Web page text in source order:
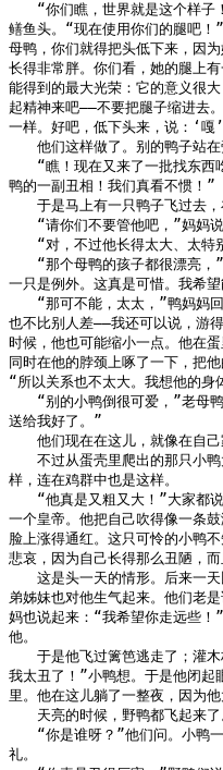
“你们瞧，世界就是这个样子
鳝鱼头。“现在使用你们的腿吧！
母鸭，你们就得把头低下来，因
长得非常胖。你们看，她的腿上
能得到的最大光荣：它的意义很
起精神来吧——不要把腿子缩进去
一样。好吧，低下头来，说：‘嘎
他们这样做了。别的鸭子站在
“瞧！现在又来了一批找东西
鸭的一副丑相！我们真看不惯！”
于是马上有一只鸭子飞过去，
“请你们不要管他吧，”妈妈说
“对，不过他长得太大、太特
“那个母鸭的孩子都很漂亮，”
一只是例外。这真是可惜。我希
“那可不能，太太，”鸭妈妈回
也不比别人差——我还可以说，游
时候，他也可能缩小一点。他在
同时在他的脖颈上啄了一下，把
“所以关系也不太大。我想他的身
“别的小鸭倒很可爱，”老母鸭
送给我好了。”
他们现在在这儿，就像在自己
不过从蛋壳里爬出的那只小鸭
样，连在鸡群中也是这样。
“他真是又粗又大！”大家都说
一个皇帝。他把自己吹得像一条
脸上涨得通红。这只可怜的小鸭
悲哀，因为自己长得那么丑陋，
这是头一天的情形。后来一天
弟姊妹也对他生气起来。他们老
妈也说起来：“我希望你走远些！
他。
于是他飞过篱笆逃走了；灌木
我太丑了！”小鸭想。于是他闭起
里。他在这儿躺了一整夜，因为他
天亮的时候，野鸭都飞起来了
“你是谁呀？”他们问。小鸭一
礼。